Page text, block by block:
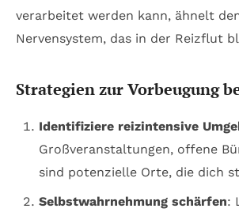
verarbeitet werden kann, ähnelt
Nervensystem, das in der Reizflut
Strategien zur Vorbeugung
Identifiziere reizintensive
Großveranstaltungen, offene
sind potenzielle Orte, die dich
Selbstwahrnehmung schärfen: